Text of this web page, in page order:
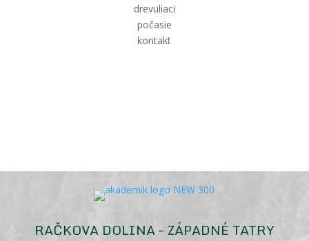
drevuliaci
počasie
kontakt
RAČKOVA DOLINA – ZÁPADNÉ TATRY